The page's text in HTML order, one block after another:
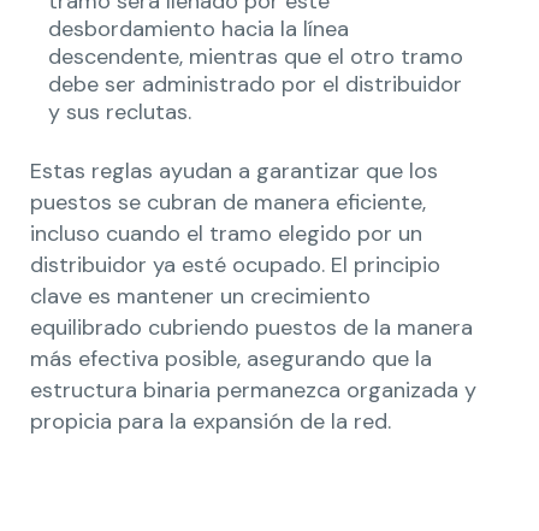
desbordamiento hacia la línea
descendente, mientras que el otro tramo
debe ser administrado por el distribuidor
y sus reclutas.
Estas reglas ayudan a garantizar que los
puestos se cubran de manera eficiente,
incluso cuando el tramo elegido por un
distribuidor ya esté ocupado. El principio
clave es mantener un crecimiento
equilibrado cubriendo puestos de la manera
más efectiva posible, asegurando que la
estructura binaria permanezca organizada y
propicia para la expansión de la red.